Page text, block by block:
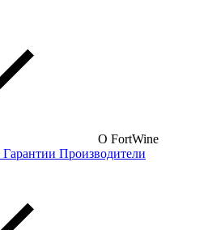
О FortWine
Гарантии Производители